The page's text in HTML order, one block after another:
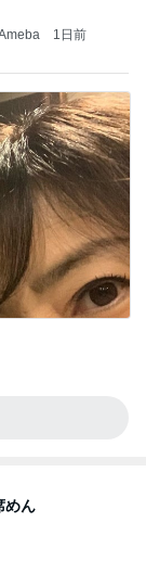
1日前
めん